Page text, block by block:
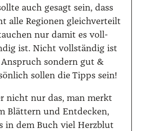
auch gesagt sein, dass
alle Regio­nen gleich­ver­teilt
nur damit es voll­
ist. Nicht voll­stän­dig ist
son­dern gut &
sol­len die Tipps sein!
nicht nur das, man merkt
Blät­tern und Ent­de­cken,
in dem Buch viel Herz­blut